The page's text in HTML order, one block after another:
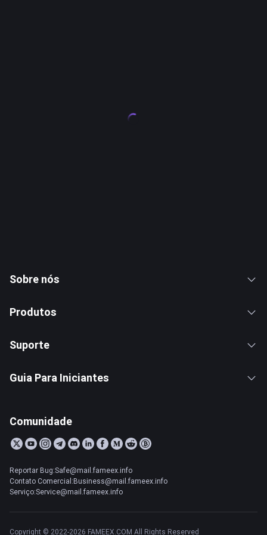
Sobre nós
Produtos
Suporte
Guia Para Iniciantes
Comunidade
Reportar Bug:Safe@mail.fameex.info
Contato Comercial:Business@mail.fameex.info
Serviço:Service@mail.fameex.info
Copyright © 2022-2026 FAMEEX.COM All Rights Reserved